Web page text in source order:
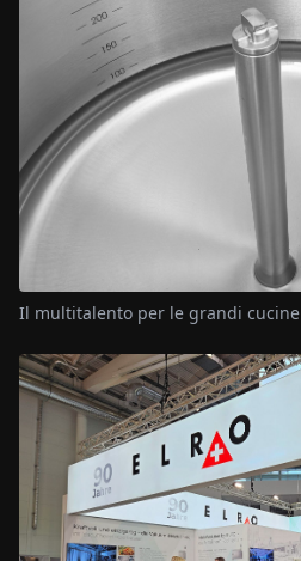
Il multitalento per le grandi cucine